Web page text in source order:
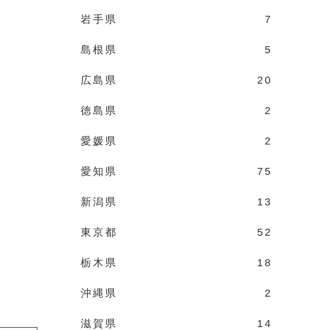
岩手県 7
島根県 5
広島県 20
徳島県 2
愛媛県 2
愛知県 75
新潟県 13
東京都 52
栃木県 18
沖縄県 2
滋賀県 14